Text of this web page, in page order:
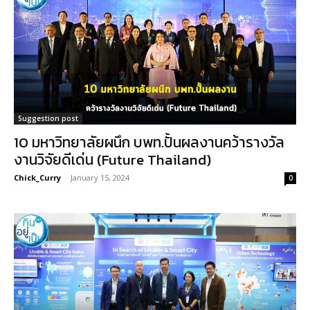
Suggestion post
10 มหาวิทยาลัยผนึก บพท.ปั้นผลงานคว้ารางวัล
งานวิจัยดีเด่น (Future Thailand)
Chick_Curry - January 15, 2024 0